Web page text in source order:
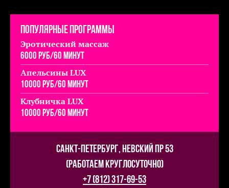
Популярные программы
Эротический массаж
6000 руб/60 минут
Апельсины LUX
10000 руб/60 минут
Клубничка LUX
10000 руб/60 минут
Санкт-Петербург, Невский пр 53
(работаем круглосуточно)
+7 (812) 317-69-53